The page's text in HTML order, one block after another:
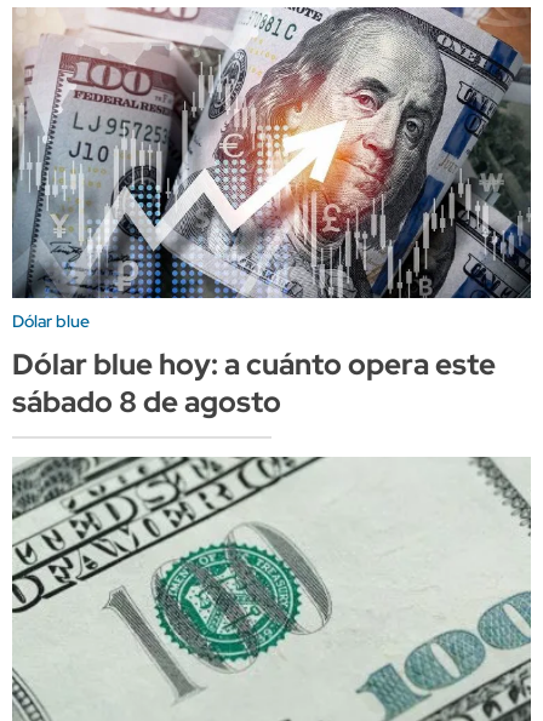
Dólar blue
Dólar blue hoy: a cuánto opera este
sábado 8 de agosto